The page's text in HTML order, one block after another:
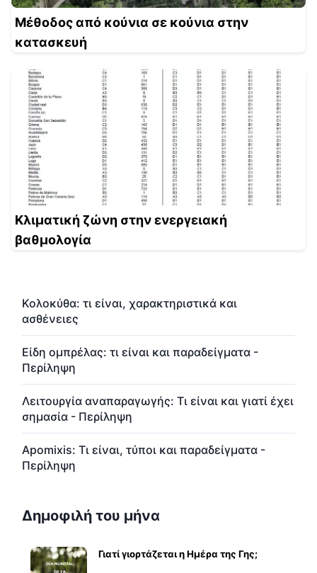
Μέθοδος από κούνια σε κούνια στην
κατασκευή
Κλιματική ζώνη στην ενεργειακή
βαθμολογία
Κολοκύθα: τι είναι, χαρακτηριστικά και
ασθένειες
Είδη ομπρέλας: τι είναι και παραδείγματα -
Περίληψη
Λειτουργία αναπαραγωγής: Τι είναι και γιατί έχει
σημασία - Περίληψη
Apomixis: Τι είναι, τύποι και παραδείγματα -
Περίληψη
Δημοφιλή του μήνα
Γιατί γιορτάζεται η Ημέρα της Γης;